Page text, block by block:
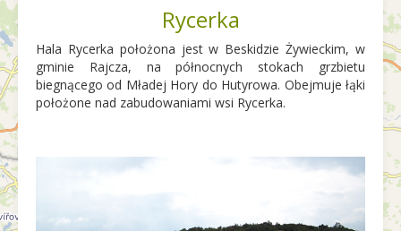
Rycerka
Hala Rycerka położona jest w Beskidzie Żywieckim, w
gminie Rajcza, na północnych stokach grzbietu
biegnącego od Mładej Hory do Hutyrowa. Obejmuje łąki
położone nad zabudowaniami wsi Rycerka.